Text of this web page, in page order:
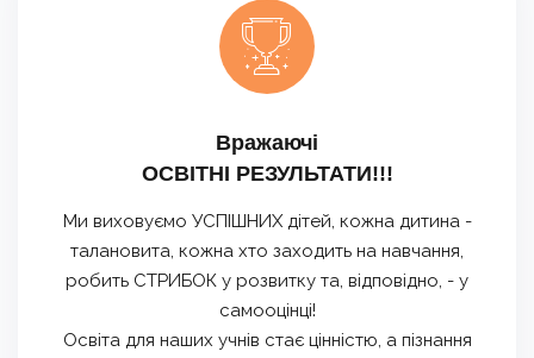
Вражаючі
ОСВІТНІ РЕЗУЛЬТАТИ!!!
Ми виховуємо УСПІШНИХ дітей, кожна дитина -
талановита, кожна хто заходить на навчання,
робить СТРИБОК у розвитку та, відповідно, - у
самооцінці!
Освіта для наших учнів стає цінністю, а пізнання